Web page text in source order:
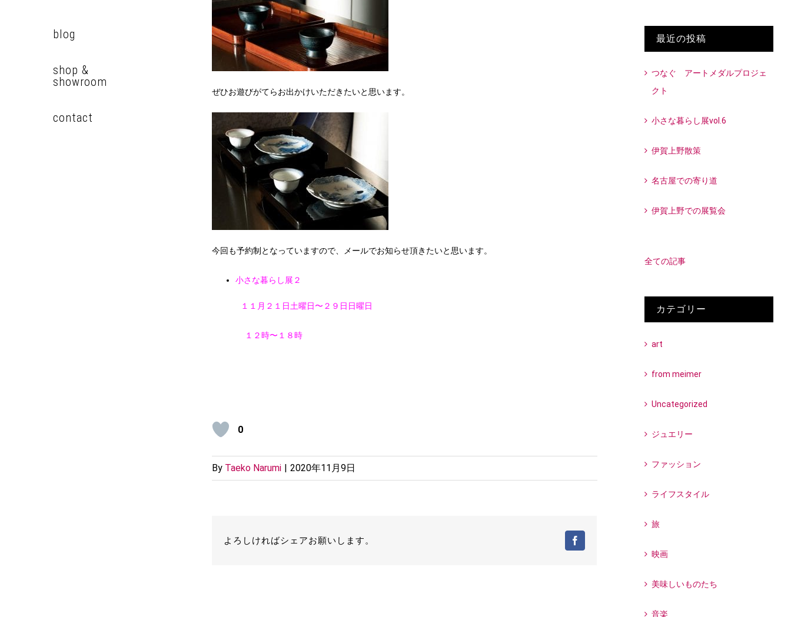
blog
shop &
showroom
contact
ぜひお遊びがてらお出かけいただきたいと思います。
今回も予約制となっていますので、メールでお知らせ頂きたいと思います。
小さな暮らし展２
１１月２１日土曜日〜２９日日曜日
１２時〜１８時
0
By Taeko Narumi | 2020年11月9日
よろしければシェアお願いします。
最近の投稿
つなぐ アートメダルプロジェ
クト
小さな暮らし展vol.6
伊賀上野散策
名古屋での寄り道
伊賀上野での展覧会
全ての記事
カテゴリー
art
from meimer
Uncategorized
ジュエリー
ファッション
ライフスタイル
旅
映画
美味しいものたち
音楽